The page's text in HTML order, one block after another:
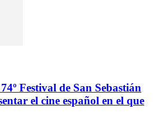
Festival de San Sebastián
el cine español en el que